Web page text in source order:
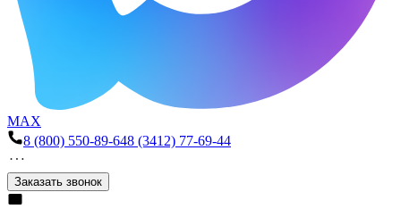
MAX
8 (800) 550-89-648 (3412) 77-69-44
Заказать звонок